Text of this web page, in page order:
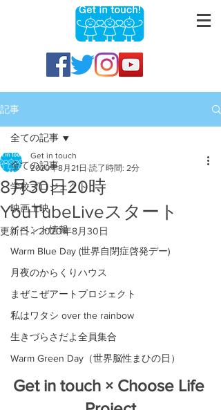
記事
全ての記事
学校プロジェクト
映画上映
イベント情報
Warm Blue Day (世界自閉症啓発デー)
月夜のからくりハウス
まぜこぜアートプロジェクト
私はワタシ over the rainbow
生きづらさだよ全員集合
Warm Green Day（世界脳性まひの日）
全ての記事
8月30日20時
YouTubeLiveスタート
Get in touch
2020年8月21日 読了時間: 2分
更新日：2020年8月30日
Get in touch × Choose Life